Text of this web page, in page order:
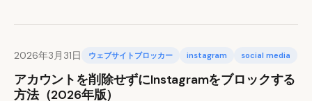
2026年3月31日 ウェブサイトブロッカー instagram social media
アカウントを削除せずにInstagramをブロックする
方法（2026年版）